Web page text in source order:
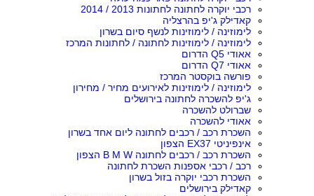
רכבי יוקרה לחתונה לחתונות 2013 / 2014
קאדילק ג'יפ בהרצליה
לימוזינה / לימוזינות לנשף סיום בשרון
לימוזינה / לימוזינות לחתונה / לחתונות המרכז
אאודי Q5 הדרום
אאודי Q7 הדרום
פורשה בוקסטר המרכז
לימוזינה / לימוזינות לאירועים מחיר / מחירון
ג'יפ להשכרה לחתונה בירושלים
שברולט להשכרה
אאודי להשכרה
השכרת רכב / רכבים לחתונה ליום אחד בשרון
אינפיניטי EX37 הצפון
השכרת רכב / רכבים לחתונה B M W הצפון
רכב / רכבי אספנות השכרת לחתונה
השכרת רכבי יוקרה בזול בשרון
קאדילק בירושלים